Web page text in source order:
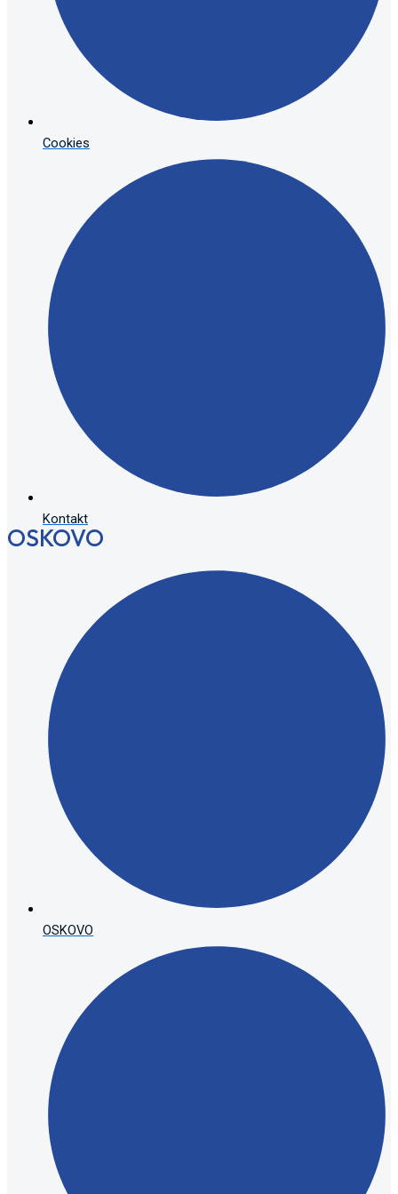
Cookies
Kontakt
OSKOVO
OSKOVO